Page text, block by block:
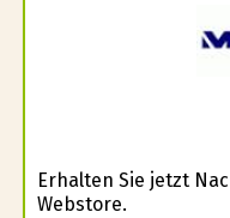
Erhalten Sie jetzt
Webstore.